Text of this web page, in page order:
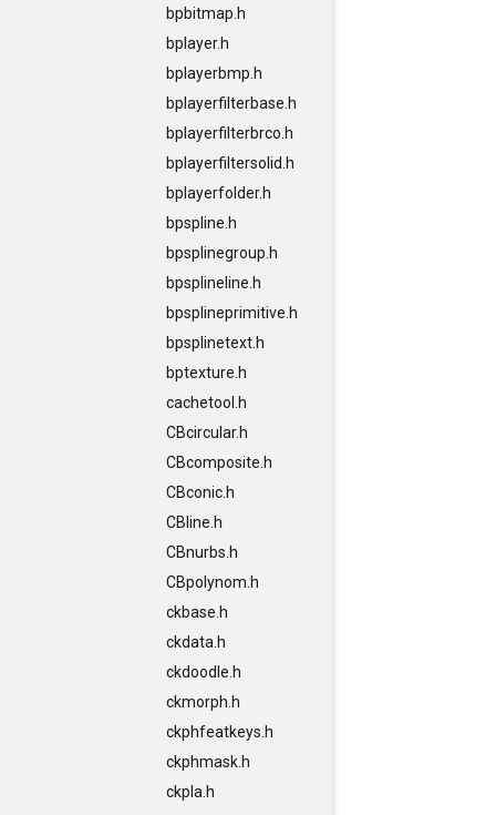
bpbitmap.h
bplayer.h
bplayerbmp.h
bplayerfilterbase.h
bplayerfilterbrco.h
bplayerfiltersolid.h
bplayerfolder.h
bpspline.h
bpsplinegroup.h
bpsplineline.h
bpsplineprimitive.h
bpsplinetext.h
bptexture.h
cachetool.h
CBcircular.h
CBcomposite.h
CBconic.h
CBline.h
CBnurbs.h
CBpolynom.h
ckbase.h
ckdata.h
ckdoodle.h
ckmorph.h
ckphfeatkeys.h
ckphmask.h
ckpla.h